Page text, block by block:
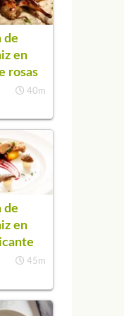
de
en
rosas
40m
de
en
45m